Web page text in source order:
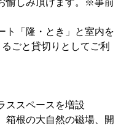
愉しみ頂けます。※事前
ト「隆・とき」と室内を
ごと貸切りとしてご利
ススペースを増設
箱根の大自然の磁場、開